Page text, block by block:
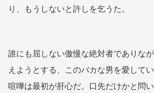
り、もうしないと許しを乞うた。
誰にも屈しない傲慢な絶対者でありな
えようとする、このバカな男を愛して
喧嘩は最初が肝心だ。口先だけかと問